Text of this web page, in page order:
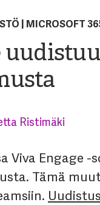
| MICROSOFT
Ristimäki
Viva Engage
Tämä